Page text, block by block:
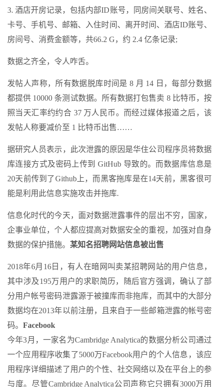
3. 酒店开房记录，包括内部ID账号，同房间关联号、姓名、
卡号、手机号、邮箱、入住时间、离开时间、酒店ID账号、
房间号、消费金额等，共66.2 G，约 2.4 亿条记录;
数据之齐全，令人咋舌。
发帖人声称，所有数据脱库时间是 8 月 14 日，每部分数据
都提供 10000 条测试数据。所有数据打包售卖 8 比特币，按
照当天汇率约约合 37 万人民币。而经过媒体报道之后，该
发帖人称要减价至 1 比特币出售……
据研究人员表示，此次泄露的原因是华住公司程序员将数据
库连接方式及密码上传到 GitHub 导致的。而数据库信息是
20天前传到了Github上，而黑客拖库是在14天前，黑客很可
能是利用此信息实施攻击并拖库.
信息化时代的今天，面对数据泄露事件的层出不穷，国家，
企事业单位，个人都应提高对数据安全的重视，加强对自身
数据的保护措施。 某知名招聘网站信息被出售
2018年6月16日，有人在暗网叫卖某招聘网站的用户信息，
其中涉及195万用户的求职简历，随后官方强调，确认了部
分用户帐号密码泄露源于被撞库而非拖库，而其中的大部分
数据均在2013年以前注册，且来自于一些邮箱泄露的帐号密
码。 Facebook
今年3月，一家名为Cambridge Analytica的数据分析公司通过
一个应用程序收集了5000万Facebook用户的个人信息，该应
用程序详细描述了用户的个性、社交网络以及在平台上的参
与度。尽管Cambridge Analytica公司声称它只拥有3000万用